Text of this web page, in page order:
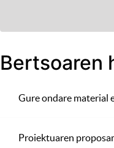
Bertsoaren
Gure ondare material
Proiektuaren